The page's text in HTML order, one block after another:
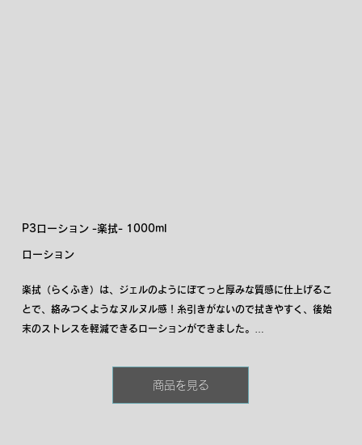
P3ローション -楽拭- 1000ml
ローション
楽拭（らくふき）は、ジェルのようにぼてっと厚みな質感に仕上げるこ
とで、絡みつくようなヌルヌル感！糸引きがないので拭きやすく、後始
末のストレスを軽減できるローションができました。
く、ヌルヌル感が損なわれるデメリットがありましたが、楽拭は粘度が
高くスムーズな行為をサポート！
プロ御用達の大容量サイズ！大容量でたーっぷり使える本商品をお試し
商品を見る